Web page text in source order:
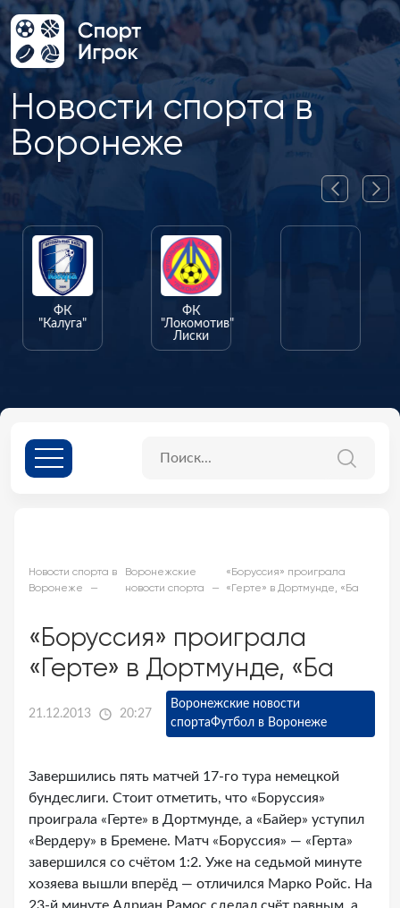
Новости спорта в
Воронеже
ФК
"Калуга"
ФК
"Локомотив"
Лиски
Новости спорта в
Воронеже
Воронежские
новости спорта
«Боруссия» проиграла
«Герте» в Дортмунде, «Ба
«Боруссия» проиграла
«Герте» в Дортмунде, «Ба
21.12.2013 20:27
Воронежские новости
спортаФутбол в Воронеже
Завершились пять матчей 17-го тура немецкой
бундеслиги. Стоит отметить, что «Боруссия»
проиграла «Герте» в Дортмунде, а «Байер» уступил
«Вердеру» в Бремене. Матч «Боруссия» — «Герта»
завершился со счётом 1:2. Уже на седьмой минуте
хозяева вышли вперёд — отличился Марко Ройс. На